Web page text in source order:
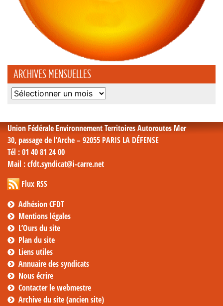
ARCHIVES MENSUELLES
Archives
Union Fédérale Environnement Territoires Autoroutes Mer
30, passage de l’Arche – 92055 PARIS LA DÉFENSE
Tél : 01 40 81 24 00
Mail : cfdt.syndicat@i-carre.net
Flux RSS
Adhésion CFDT
Mentions légales
L’Ours du site
Plan du site
Liens utiles
Annuaire des syndicats
Nous écrire
Contacter le webmestre
Archive du site (ancien site)